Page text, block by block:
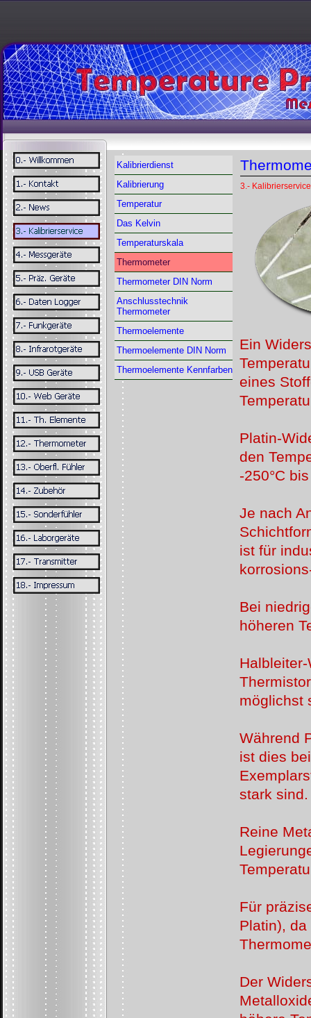
Kalibrierdienst
Kalibrierung
Temperatur
Das Kelvin
Temperaturskala
Thermometer
Thermometer DIN Norm
Anschlusstechnik
Thermometer
Thermoelemente
Thermoelemente DIN Norm
Thermoelemente Kennfarben
3.- Kalibrierservice
Ein
eines
Platin-
den
-250°C
Je nach
ist für
Bei
höheren
Halbleiter-
möglichst
Während
ist dies
stark sind.
Reine
Für
Platin),
Der